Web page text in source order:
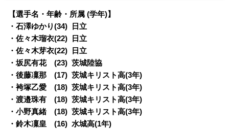
【選手名・年齢・所属 (学年)】
・石澤ゆかり(34) 日立
・佐々木瑠衣(22) 日立
・佐々木芽衣(22) 日立
・坂尻有花 (23) 茨城陸協
・後藤凜那 (17) 茨城キリスト高(3年)
・袴塚乙愛 (18) 茨城キリスト高(3年)
・渡邉珠有 (18) 茨城キリスト高(3年)
・小野真緒 (18) 茨城キリスト高(3年)
・鈴木凜皇 (16) 水城高(1年)